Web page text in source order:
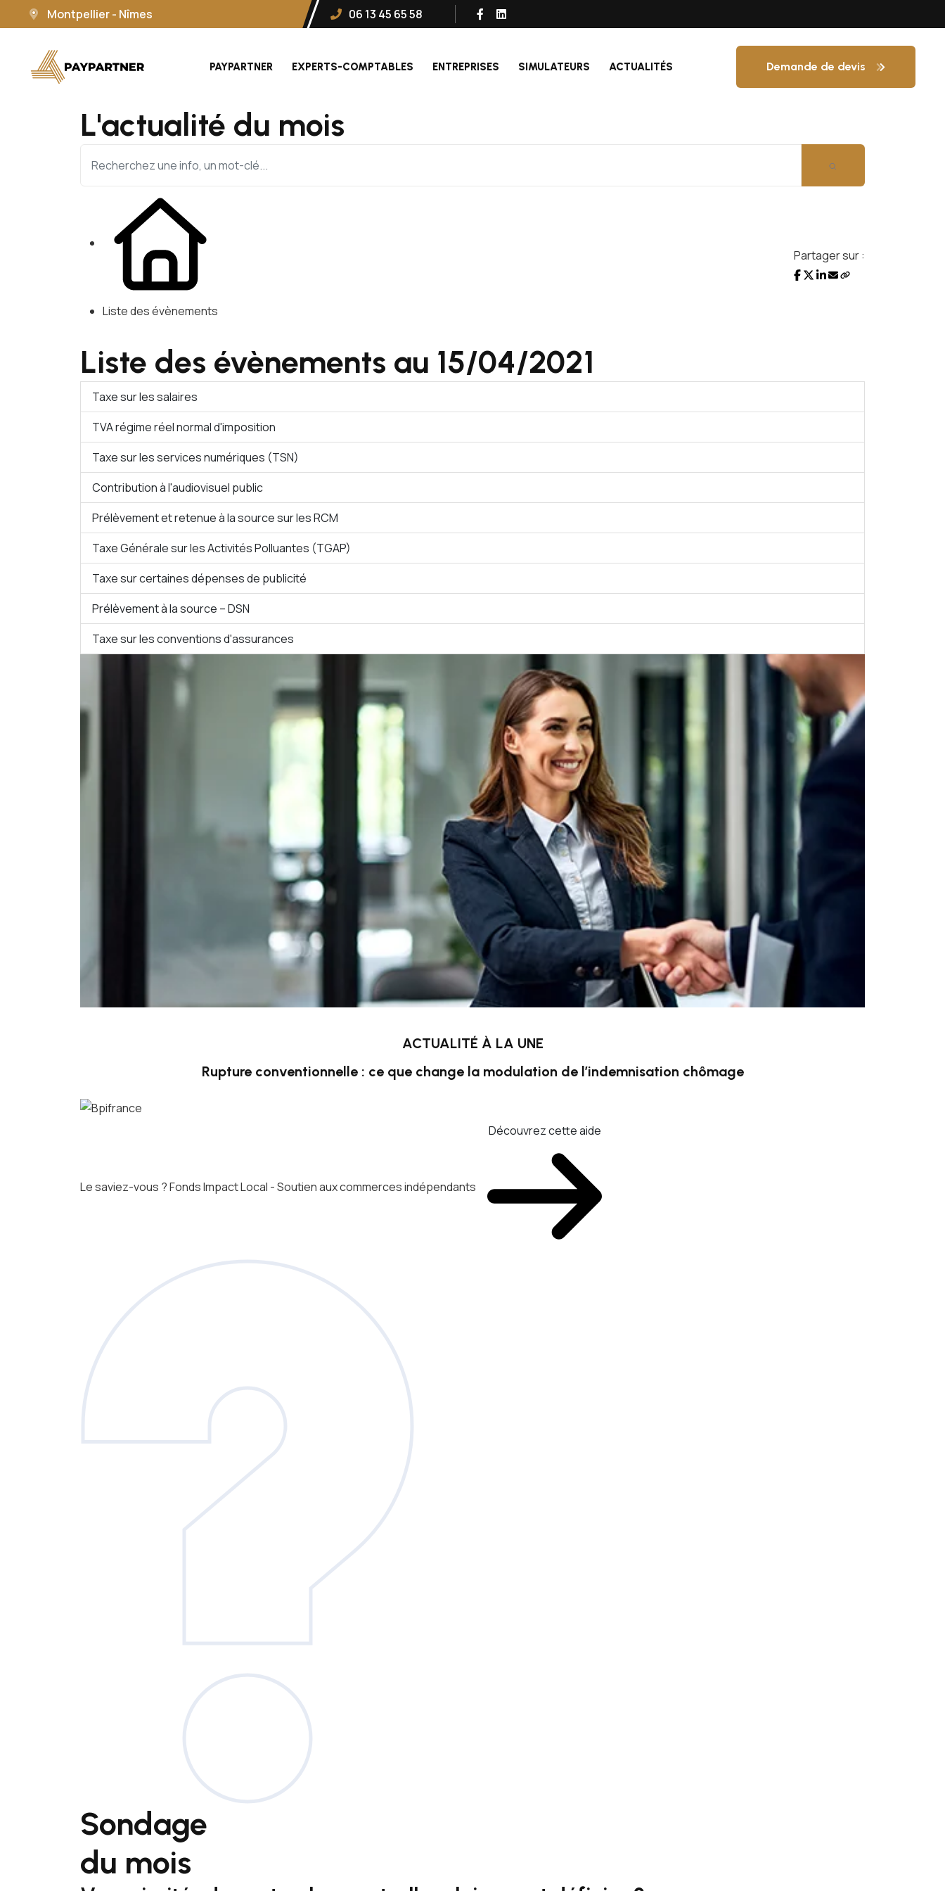
Montpellier - Nîmes 06 13 45 65 58
PAYPARTNER EXPERTS-COMPTABLES ENTREPRISES SIMULATEURS ACTUALITÉS Demande de devis
L'actualité du mois
Liste des évènements
Partager sur :
Liste des évènements au 15/04/2021
Taxe sur les salaires
TVA régime réel normal d'imposition
Taxe sur les services numériques (TSN)
Contribution à l'audiovisuel public
Prélèvement et retenue à la source sur les RCM
Taxe Générale sur les Activités Polluantes (TGAP)
Taxe sur certaines dépenses de publicité
Prélèvement à la source – DSN
Taxe sur les conventions d'assurances
ACTUALITÉ À LA UNE
Rupture conventionnelle : ce que change la modulation de l’indemnisation chômage
Le saviez-vous ?Fonds Impact Local - Soutien aux commerces indépendants
Découvrez cette aide
Sondage
du mois